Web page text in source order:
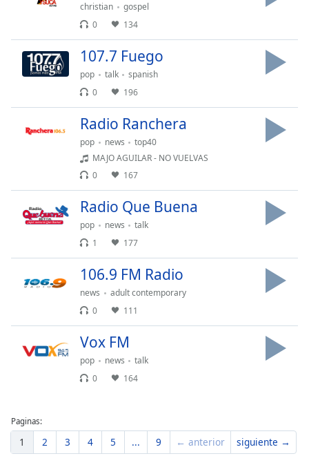
Font
Text
Family
Dialog
dialog
window.
christian
gospel
0
134
107.7 Fuego
pop talk
spanish
0
196
Radio Ranchera
pop news
top40
MAJO AGUILAR - NO VUELVAS
0
167
Radio Que Buena
pop news
talk
1
177
106.9 FM Radio
news
adult contemporary
0
111
Vox FM
pop news
talk
0
164
Paginas:
1 2 3 4 5 ... 9 ← anterior siguiente →